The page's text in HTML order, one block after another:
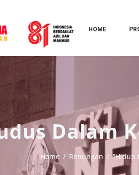
HOME
Dalam
Home Renungan “Hidup